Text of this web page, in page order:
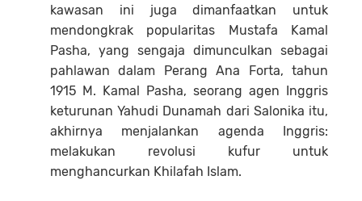
kawasan ini juga dimanfaatkan untuk
mendongkrak popularitas Mustafa Kamal
Pasha, yang sengaja dimunculkan sebagai
pahlawan dalam Perang Ana Forta, tahun
1915 M. Kamal Pasha, seorang agen Inggris
keturunan Yahudi Dunamah dari Salonika itu,
akhirnya menjalankan agenda Inggris:
melakukan revolusi kufur untuk
menghancurkan Khilafah Islam.